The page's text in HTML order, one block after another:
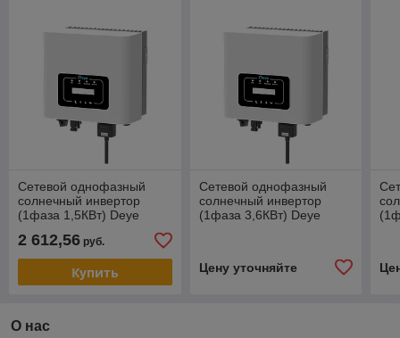
Сетевой однофазный
солнечный инвертор
(1фаза 1,5КВт) Deye
SUN-1.5K-G04P1-EU-AM1
2 612,56 руб.
Купить
Сетевой однофазный
солнечный инвертор
(1фаза 3,6КВт) Deye
Цену уточняйте
О нас